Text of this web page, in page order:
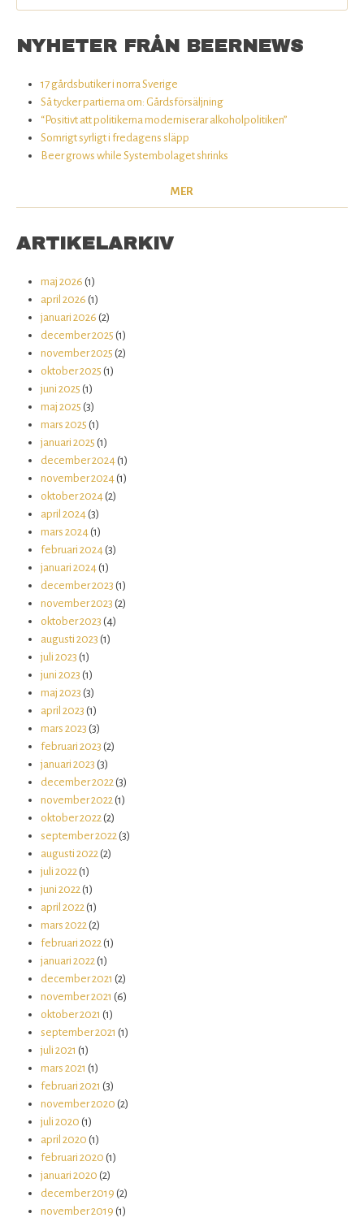
NYHETER FRÅN BEERNEWS
17 gårdsbutiker i norra Sverige
Så tycker partierna om: Gårdsförsäljning
“Positivt att politikerna moderniserar alkoholpolitiken”
Somrigt syrligt i fredagens släpp
Beer grows while Systembolaget shrinks
MER
ARTIKELARKIV
maj 2026 (1)
april 2026 (1)
januari 2026 (2)
december 2025 (1)
november 2025 (2)
oktober 2025 (1)
juni 2025 (1)
maj 2025 (3)
mars 2025 (1)
januari 2025 (1)
december 2024 (1)
november 2024 (1)
oktober 2024 (2)
april 2024 (3)
mars 2024 (1)
februari 2024 (3)
januari 2024 (1)
december 2023 (1)
november 2023 (2)
oktober 2023 (4)
augusti 2023 (1)
juli 2023 (1)
juni 2023 (1)
maj 2023 (3)
april 2023 (1)
mars 2023 (3)
februari 2023 (2)
januari 2023 (3)
december 2022 (3)
november 2022 (1)
oktober 2022 (2)
september 2022 (3)
augusti 2022 (2)
juli 2022 (1)
juni 2022 (1)
april 2022 (1)
mars 2022 (2)
februari 2022 (1)
januari 2022 (1)
december 2021 (2)
november 2021 (6)
oktober 2021 (1)
september 2021 (1)
juli 2021 (1)
mars 2021 (1)
februari 2021 (3)
november 2020 (2)
juli 2020 (1)
april 2020 (1)
februari 2020 (1)
januari 2020 (2)
december 2019 (2)
november 2019 (1)